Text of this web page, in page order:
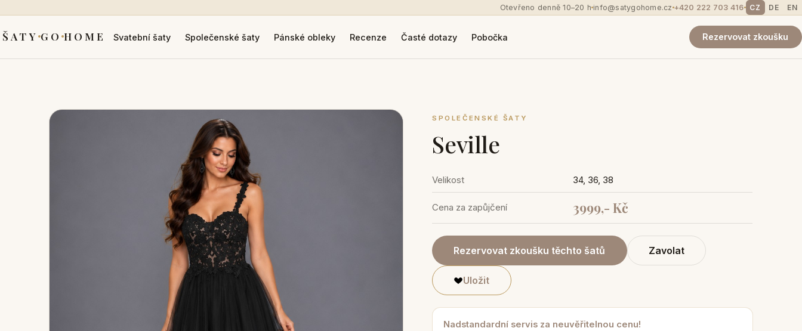
Otevřeno denně 10–20 h info@satygohome.cz +420 222 703 416 CZ DE EN
ŠATY GOHOME Svatební šaty Společenské šaty Pánské obleky Recenze Časté dotazy Pobočka Rezervovat zkoušku
SPOLEČENSKÉ ŠATY
Seville
Velikost 34, 36, 38
Cena za zapůjčení 3999,- Kč
Rezervovat zkoušku těchto šatů Zavolat
Uložit
Nadstandardní servis za neuvěřitelnou cenu!